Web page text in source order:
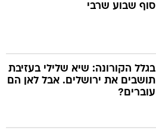
סוף שבוע שרבי
בגלל הקורונה: שיא שלילי בעזיבת
תושבים את ירושלים. אבל לאן הם
עוברים?